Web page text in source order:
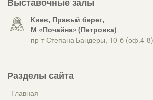
Киев, Правый берег,
М «Почайна» (Петровка)
пр-т Степана Бандеры, 10-б (оф.4-8)
Разделы сайта
Главная